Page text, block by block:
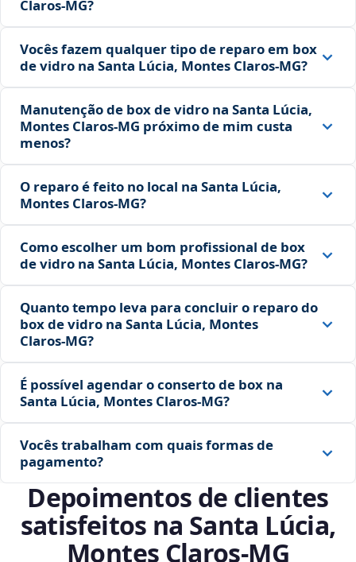
Claros‑MG?
Vocês fazem qualquer tipo de reparo em box
de vidro na Santa Lúcia, Montes Claros‑MG?
Manutenção de box de vidro na Santa Lúcia,
Montes Claros‑MG próximo de mim custa
menos?
O reparo é feito no local na Santa Lúcia,
Montes Claros‑MG?
Como escolher um bom profissional de box
de vidro na Santa Lúcia, Montes Claros‑MG?
Quanto tempo leva para concluir o reparo do
box de vidro na Santa Lúcia, Montes
Claros‑MG?
É possível agendar o conserto de box na
Santa Lúcia, Montes Claros‑MG?
Vocês trabalham com quais formas de
pagamento?
Depoimentos de clientes
satisfeitos na Santa Lúcia,
Montes Claros‑MG